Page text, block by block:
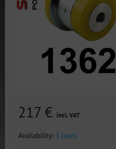
217 € incl. VAT
Availability: 3 jours